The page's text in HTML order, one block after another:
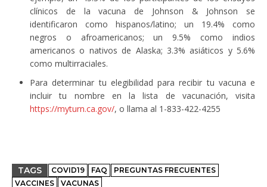
clínicos de la vacuna de Johnson & Johnson se
identificaron como hispanos/latino; un 19.4% como
negros o afroamericanos; un 9.5% como indios
americanos o nativos de Alaska; 3.3% asiáticos y 5.6%
como multirraciales.
Para determinar tu elegibilidad para recibir tu vacuna e
incluir tu nombre en la lista de vacunación, visita
https://myturn.ca.gov/, o llama al 1-833-422-4255
TAGS COVID19 FAQ
PREGUNTAS FRECUENTES
VACCINES
VACUNAS